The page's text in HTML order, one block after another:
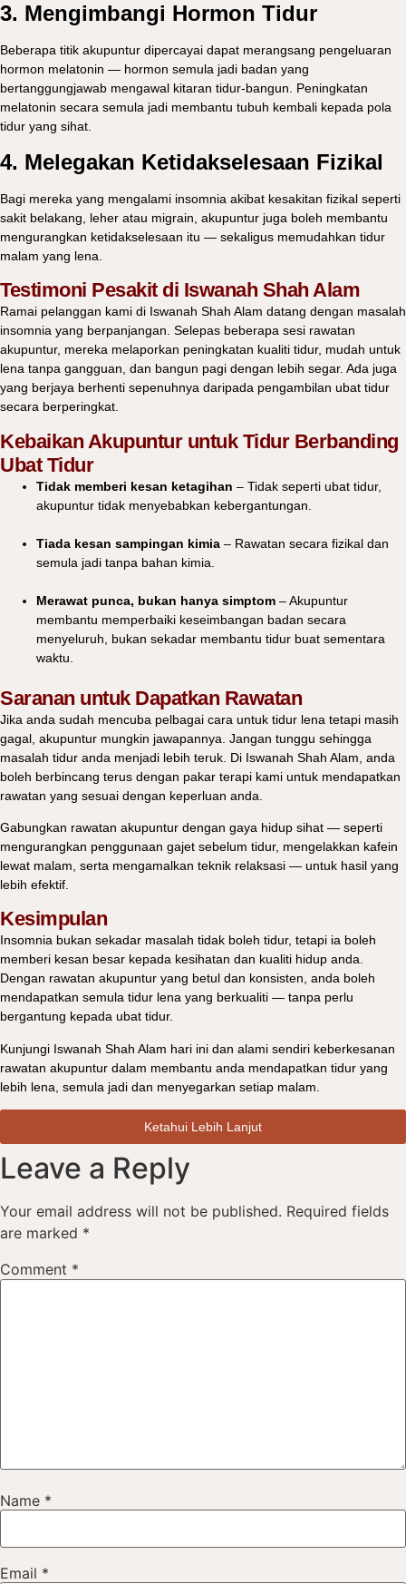
3. Mengimbangi Hormon Tidur
Beberapa titik akupuntur dipercayai dapat merangsang pengeluaran
hormon melatonin — hormon semula jadi badan yang
bertanggungjawab mengawal kitaran tidur-bangun. Peningkatan
melatonin secara semula jadi membantu tubuh kembali kepada pola
tidur yang sihat.
4. Melegakan Ketidakselesaan Fizikal
Bagi mereka yang mengalami insomnia akibat kesakitan fizikal seperti
sakit belakang, leher atau migrain, akupuntur juga boleh membantu
mengurangkan ketidakselesaan itu — sekaligus memudahkan tidur
malam yang lena.
Testimoni Pesakit di Iswanah Shah Alam
Ramai pelanggan kami di Iswanah Shah Alam datang dengan masalah
insomnia yang berpanjangan. Selepas beberapa sesi rawatan
akupuntur, mereka melaporkan peningkatan kualiti tidur, mudah untuk
lena tanpa gangguan, dan bangun pagi dengan lebih segar. Ada juga
yang berjaya berhenti sepenuhnya daripada pengambilan ubat tidur
secara berperingkat.
Kebaikan Akupuntur untuk Tidur Berbanding
Ubat Tidur
Tidak memberi kesan ketagihan – Tidak seperti ubat tidur,
akupuntur tidak menyebabkan kebergantungan.
Tiada kesan sampingan kimia – Rawatan secara fizikal dan
semula jadi tanpa bahan kimia.
Merawat punca, bukan hanya simptom – Akupuntur
membantu memperbaiki keseimbangan badan secara
menyeluruh, bukan sekadar membantu tidur buat sementara
waktu.
Saranan untuk Dapatkan Rawatan
Jika anda sudah mencuba pelbagai cara untuk tidur lena tetapi masih
gagal, akupuntur mungkin jawapannya. Jangan tunggu sehingga
masalah tidur anda menjadi lebih teruk. Di Iswanah Shah Alam , anda
boleh berbincang terus dengan pakar terapi kami untuk mendapatkan
rawatan yang sesuai dengan keperluan anda.
Gabungkan rawatan akupuntur dengan gaya hidup sihat — seperti
mengurangkan penggunaan gajet sebelum tidur, mengelakkan kafein
lewat malam, serta mengamalkan teknik relaksasi — untuk hasil yang
lebih efektif.
Kesimpulan
Insomnia bukan sekadar masalah tidak boleh tidur, tetapi ia boleh
memberi kesan besar kepada kesihatan dan kualiti hidup anda.
Dengan rawatan akupuntur yang betul dan konsisten, anda boleh
mendapatkan semula tidur lena yang berkualiti — tanpa perlu
bergantung kepada ubat tidur.
Kunjungi Iswanah Shah Alam hari ini dan alami sendiri keberkesanan
rawatan akupuntur dalam membantu anda mendapatkan tidur yang
lebih lena, semula jadi dan menyegarkan setiap malam.
Ketahui Lebih Lanjut
Leave a Reply
Your email address will not be published. Required fields
are marked *
Comment *
Name *
Email *